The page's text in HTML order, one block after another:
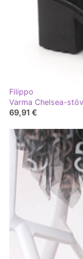
Filippo
69,91 €